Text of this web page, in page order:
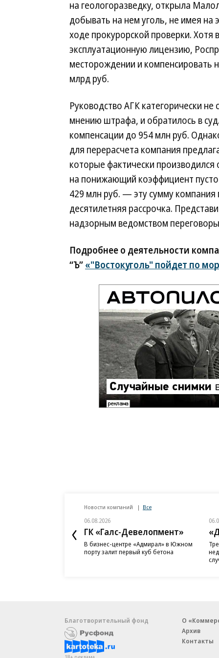
на геологоразведку, открыла
добывать на нем уголь, не имея на
ходе прокурорской проверки. Хотя
эксплуатационную лицензию,
месторождении и компенсировать
млрд руб.
Руководство АГК категорически
мнению штрафа, и обратилось в
компенсации до 954 млн руб.
для перерасчета компания
которые фактически
на понижающий коэффициент
429 млн руб. — эту сумму компания
десятилетняя рассрочка.
надзорным ведомством
Подробнее о деятельности
“Ъ”«"Востокуголь" пойдет по
Новости компаний Все
06.08.2026
ГК «Галс-Девелопмент»
В бизнес-центре «Адмирал» в Южном
порту залит первый куб бетона
Благотворительный фонд
О
Архив
Контакты